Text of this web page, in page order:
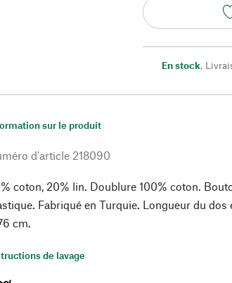
En stock,
sur le produit
d'article 218090
coton, 20% lin. Doublure 100% coton.
Fabriqué en Turquie. Longueur du dos
cm.
de lavage